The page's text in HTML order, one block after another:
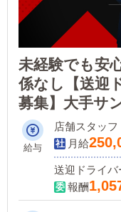
未経験でも安
係なし【送迎
募集】大手サ
から夢が広が
給与
店舗スタッフ
月給
送迎ドライバ
報酬